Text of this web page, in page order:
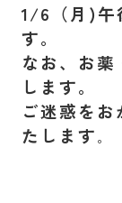
1/6（月)午
す。
なお、お薬
します。
ご迷惑を
たします。